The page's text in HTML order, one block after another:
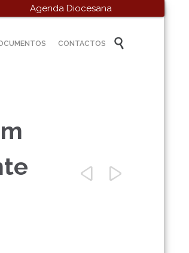
Agenda Diocesana
Skip
to
CONTACTOS 
 